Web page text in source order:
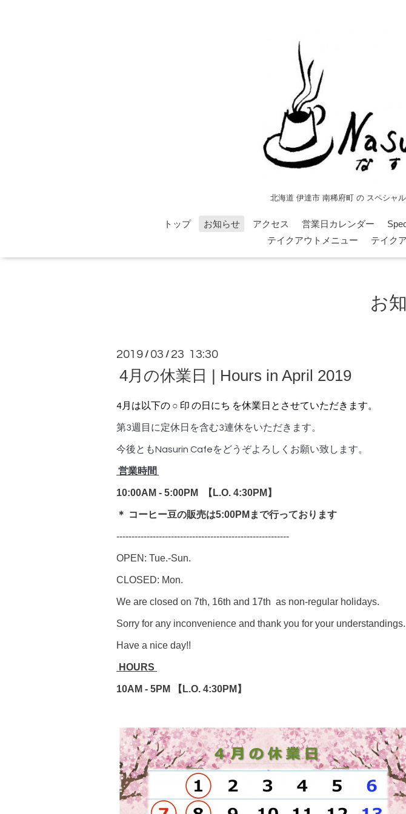
北海道 伊達市 南稀府町 の スペシャ
トップ お知らせ アクセス 営業日カレンダー
テイクアウトメニュー
テイク
お
2019 / 03 / 23 13:30
4月の休業日 | Hours in April 2019
4月は以下の ○ 印 の日にち を休業日とさせていただきます。
第3週目に定休日を含む3連休をいただきます。
今後ともNasurin Cafeをどうぞよろしくお願い致します。
営業時間
10:00AM - 5:00PM 【 L.O. 4:30PM】
＊ コーヒー豆の販売は5:00PMまで行っております
---------------------------------------------------------
OPEN: Tue.-Sun.
CLOSED: Mon.
We are closed on 7th, 16th and 17th as non-regular holidays.
Sorry for any inconvenience and thank you for your understandings.
Have a nice day!!
HOURS
10AM - 5PM 【L.O. 4:30PM】